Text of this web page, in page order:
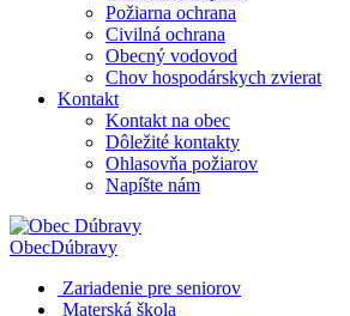
Požiarna ochrana
Civilná ochrana
Obecný vodovod
Chov hospodárskych zvierat
Kontakt
Kontakt na obec
Dôležité kontakty
Ohlasovňa požiarov
Napíšte nám
ObecDúbravy
Zariadenie pre seniorov
Materská škola